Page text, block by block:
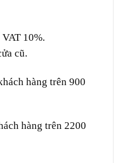
10%.
cũ.
hàng trên 900
hàng trên 2200